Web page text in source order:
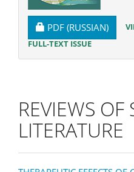
REQUIRES
PDF (RUSSIAN)
FULL-TEXT ISSUE
REVIEWS OF
LITERATURE